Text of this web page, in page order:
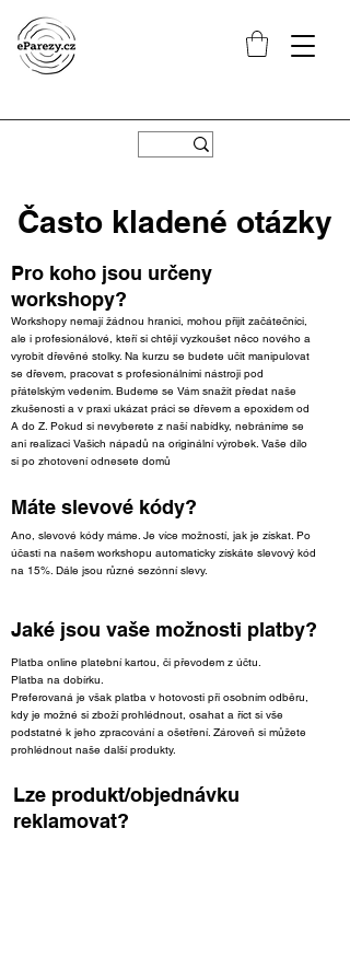
Často kladené otázky
Pro koho jsou určeny
workshopy?
Workshopy nemají žádnou hranici, mohou přijít začátečníci,
ale i profesionálové, kteří si chtějí vyzkoušet něco nového a
vyrobit dřevěné stolky. Na kurzu se budete učit manipulovat
se dřevem, pracovat s profesionálními nástroji pod
přátelským vedením. Budeme se Vám snažit předat naše
zkušenosti a v praxi ukázat práci se dřevem a epoxidem od
A do Z. Pokud si nevyberete z naší nabídky, nebráníme se
ani realizaci Vašich nápadů na originální výrobek. Vaše dílo
si po zhotovení odnesete domů
Máte slevové kódy?
Ano, slevové kódy máme. Je více možností, jak je získat. Po
účasti na našem workshopu automaticky získáte slevový kód
na 15%. Dále jsou různé sezónní slevy.
Jaké jsou vaše možnosti platby?
Platba online platební kartou, či převodem z účtu.
Platba na dobírku.
Preferovaná je však platba v hotovosti při osobním odběru,
kdy je možné si zboží prohlédnout, osahat a říct si vše
podstatné k jeho zpracování a ošetření. Zároveň si můžete
prohlédnout naše další produkty.
Lze produkt/objednávku
reklamovat?